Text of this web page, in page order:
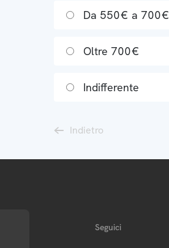
Da 550€ a 700€
Oltre 700€
Indifferente
Indietro
Seguici